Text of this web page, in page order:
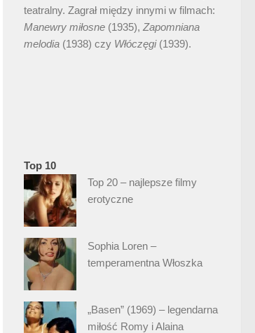
teatralny. Zagrał między innymi w filmach:
Manewry miłosne (1935), Zapomniana
melodia (1938) czy Włóczęgi(1939).
Top 10
Top 20 – najlepsze filmy
erotyczne
Sophia Loren –
temperamentna Włoszka
„Basen” (1969) – legendarna
miłość Romy i Alaina